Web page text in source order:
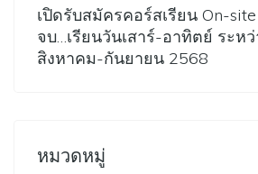
เปิดรับสมัครคอร์สเรียน On-
จบ…เรียนวันเสาร์-อาทิตย์ ระห
สิงหาคม-กันยายน 2568
หมวดหมู่